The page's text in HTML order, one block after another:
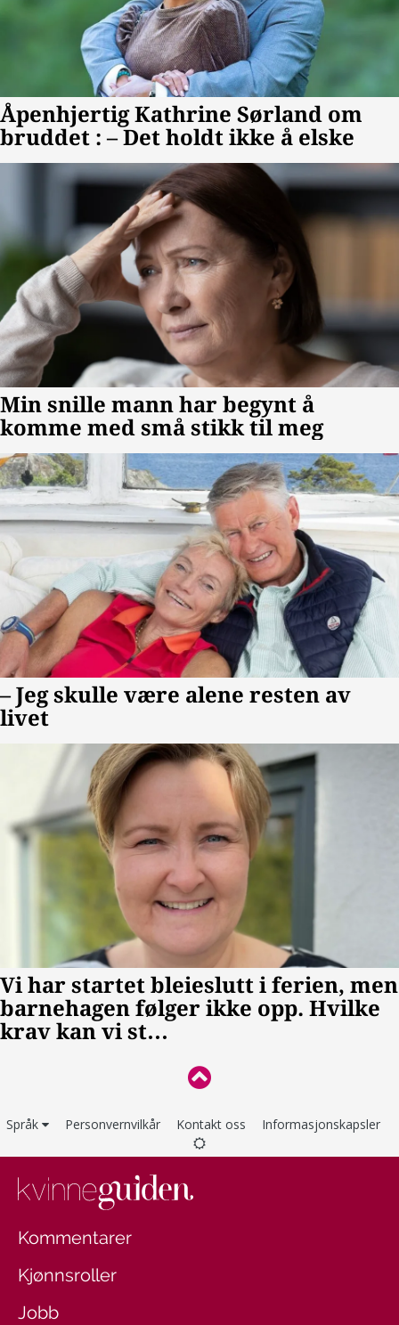
Språk Personvernvilkår Kontakt oss Informasjonskapsler
Kommentarer
Kjønnsroller
Jobb